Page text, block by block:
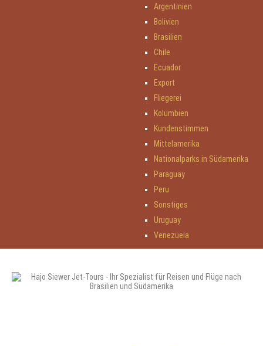
Argentinien
Bolivien
Brasilien
Chile
Ecuador
Export
Fliegerei
Kolumbien
Kundenstimmen
Mittelamerika
Nationalparks in Südamerika
Paraguay
Peru
Sonstiges
Uruguay
Venezuela